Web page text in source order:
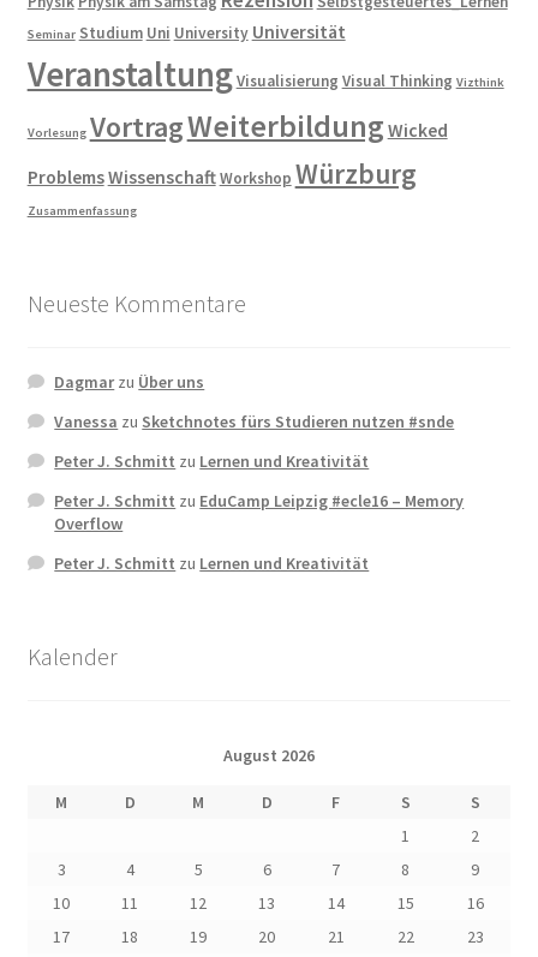
Seminar Studium Uni University Universität
VeranstaltungVisualisierung Visual Thinking Vizthink
Vorlesung VortragWeiterbildung Wicked
ProblemsWissenschaftWorkshop Würzburg
Zusammenfassung
Neueste Kommentare
Dagmarzu Über uns
Vanessa zu Sketchnotes fürs Studieren nutzen #snde
Peter J. Schmitt zu Lernen und Kreativität
Peter J. Schmitt zu EduCamp Leipzig #ecle16 – Memory
Overflow
Peter J. Schmitt zu Lernen und Kreativität
Kalender
August 2026
M D M D F S
S
1
2
3
4 5 6 7 8
9
10
11 12 13 14 15
16
17
18 19 20 21 22
23